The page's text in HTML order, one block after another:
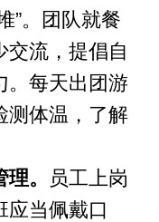
”。团队就餐
交流，提倡自
。每天出团游
测体温，了解
。
员工上岗
应当佩戴口